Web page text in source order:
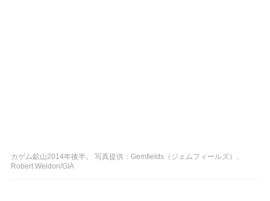
カゲム鉱山2014年後半。 写真提供：Gemfields（ジェムフィールズ）、
Robert Weldon/GIA